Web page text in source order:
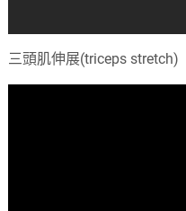
三頭肌伸展(triceps stretch)